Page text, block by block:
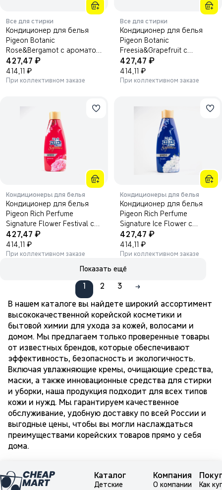
Все для стирки
Кондиционер для белья
Pigeon Botanic
Rose&Bergamot с ароматом
розы и бергамота 1000 мл
427,47 ₽
414,11 ₽
При коллективном заказе
Все для стирки
Кондиционер для белья
Pigeon Botanic
Freesia&Grapefruit с
ароматом фрезии и
грейпфрута 1000 мл
427,47 ₽
414,11 ₽
При коллективном заказе
Кондиционеры для белья
Кондиционер для белья
Pigeon Rich Perfume
Signature Flower Festival с
ароматом розы и жасмина
1000 мл.
427,47 ₽
414,11 ₽
При коллективном заказе
Кондиционеры для белья
Кондиционер для белья
Pigeon Rich Perfume
Signature Ice Flower с
ароматом цветов и цитруса
1000 мл.
427,47 ₽
414,11 ₽
При коллективном заказе
Показать ещё
1 2
3
В нашем каталоге вы найдете широкий ассортимент
высококачественной корейской косметики и
бытовой химии для ухода за кожей, волосами и
домом. Мы предлагаем только проверенные товары
от известных брендов, которые обеспечивают
эффективность, безопасность и экологичность.
Включая увлажняющие кремы, очищающие средства,
маски, а также инновационные средства для стирки
и уборки, наша продукция подходит для всех типов
кожи и нужд. Мы гарантируем качественное
обслуживание, удобную доставку по всей России и
выгодные цены, чтобы вы могли наслаждаться
преимуществами корейских товаров прямо у себя
дома.
Каталог
Детские
Компания
О компании
Как